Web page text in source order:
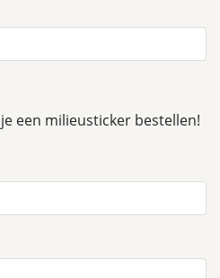
een milieusticker bestellen!